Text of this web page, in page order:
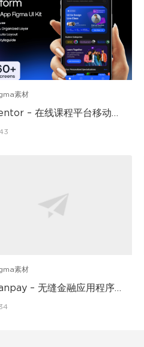
素材
– 在线课程平台移动应
素材
– 无缝金融应用程序